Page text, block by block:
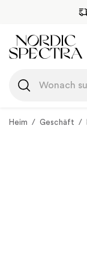
Inhalt
springen
Heim / Geschäft /